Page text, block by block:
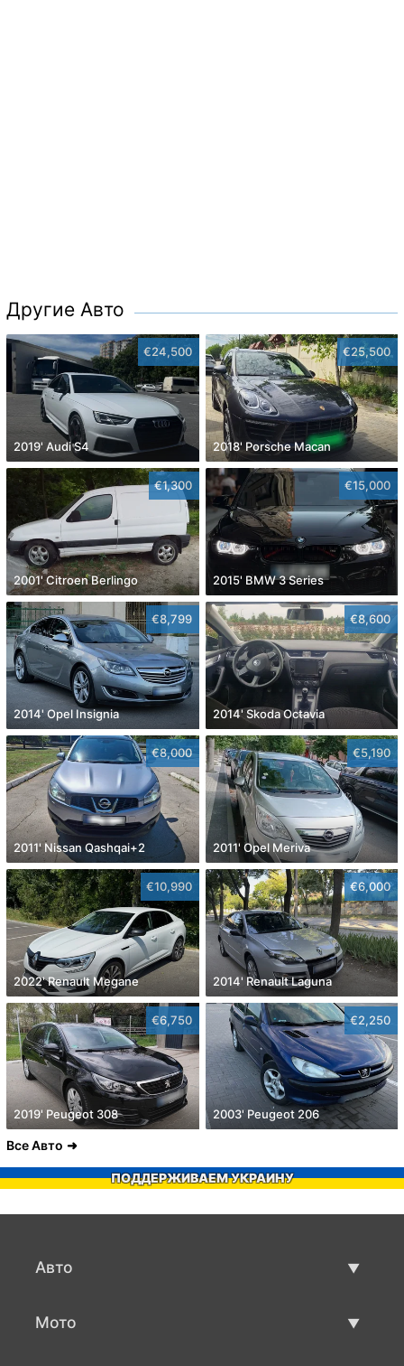
Другие Авто
€24,500
2019' Audi S4
€25,500
2018' Porsche Macan
€1,300
2001' Citroen Berlingo
€15,000
2015' BMW 3 Series
€8,799
2014' Opel Insignia
€8,600
2014' Skoda Octavia
€8,000
2011' Nissan Qashqai+2
€5,190
2011' Opel Meriva
€10,990
2022' Renault Megane
€6,000
2014' Renault Laguna
€6,750
2019' Peugeot 308
€2,250
2003' Peugeot 206
Все Авто
ПОДДЕРЖИВАЕМ УКРАИНУ
Авто
Мото